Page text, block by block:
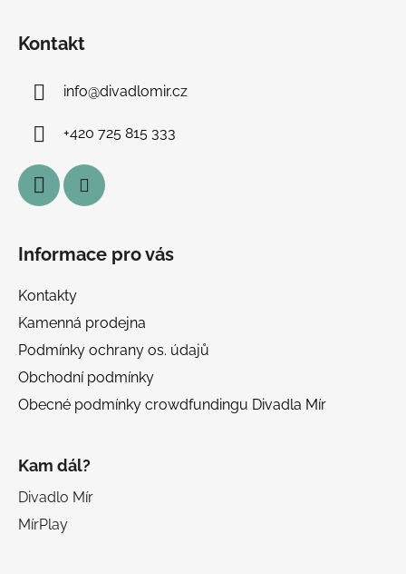
Kontakt
info@divadlomir.cz
+420 725 815 333
Informace pro vás
Kontakty
Kamenná prodejna
Podmínky ochrany os. údajů
Obchodní podmínky
Obecné podmínky crowdfundingu Divadla Mír
Kam dál?
Divadlo Mír
MírPlay